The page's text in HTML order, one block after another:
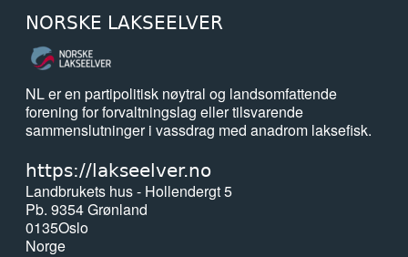
Pollution incident in Moray river 'wipes
out' salmon population
24. april 2026
ESA opnar sak mot Noreg for
gruvedeponering i Førdefjorden
24. april 2026
NORSKE LAKSEELVER
NL er en partipolitisk nøytral og landsomfattende
forening for forvaltningslag eller tilsvarende
sammenslutninger i vassdrag med anadrom laksefisk.
https://lakseelver.no
Landbrukets hus - Hollendergt 5
Pb. 9354 Grønland
0135Oslo
Norge